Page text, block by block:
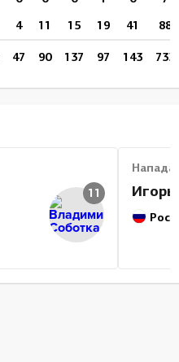
4 11 15 19 41 88
47 90 137 97 143 733
11